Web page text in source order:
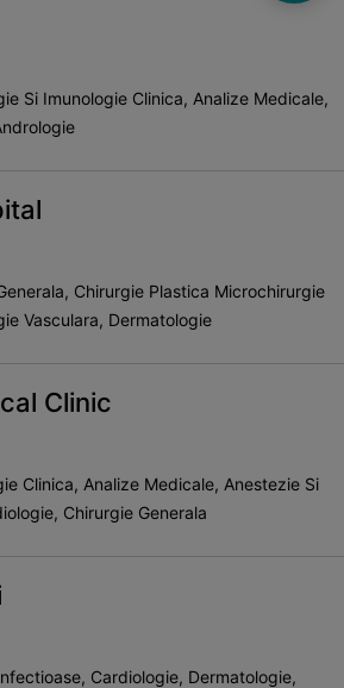
Si Imunologie Clinica, Analize Medicale,
Chirurgie Plastica Microchirurgie
Vasculara, Dermatologie
Clinic
Clinica, Analize Medicale, Anestezie Si
Chirurgie Generala
Cardiologie, Dermatologie,